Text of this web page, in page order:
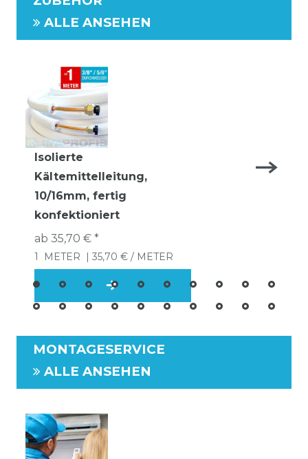
ALLE ANSEHEN
Isolierte
Kältemittelleitung,
10/16mm, fertig
konfektioniert
ab 35,70 € *
1 METER | 35,70 € / METER
MONTAGESERVICE
ALLE ANSEHEN